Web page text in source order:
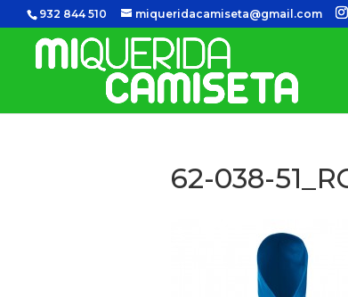
932 844 510 miqueridacamiseta@gmail.com
62-038-